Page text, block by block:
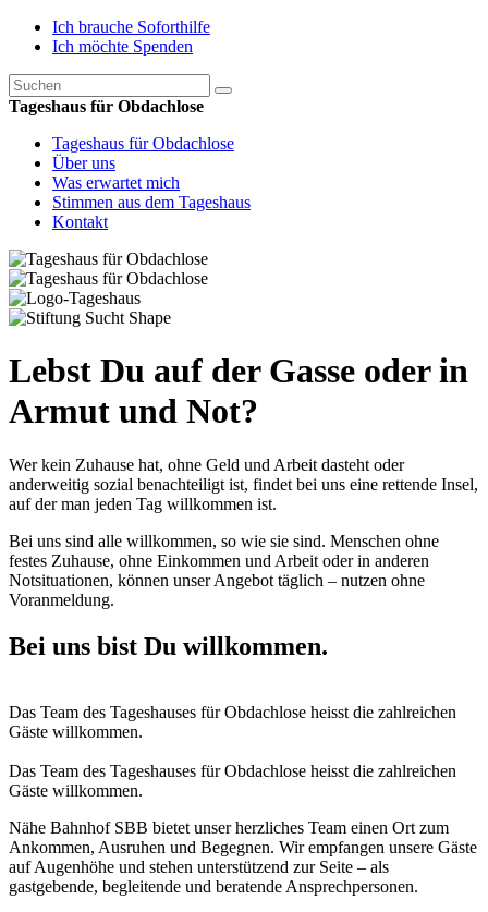
Ich brauche Soforthilfe
Ich möchte Spenden
Tageshaus für Obdachlose
Tageshaus für Obdachlose
Über uns
Was erwartet mich
Stimmen aus dem Tageshaus
Kontakt
Lebst Du auf der Gasse oder in
Armut und Not?
Wer kein Zuhause hat, ohne Geld und Arbeit dasteht oder
anderweitig sozial benachteiligt ist, findet bei uns eine rettende Insel,
auf der man jeden Tag willkommen ist.
Bei uns sind alle willkommen, so wie sie sind. Menschen ohne
festes Zuhause, ohne Einkommen und Arbeit oder in anderen
Notsituationen, können unser Angebot täglich – nutzen ohne
Voranmeldung.
Bei uns bist Du willkommen.
Das Team des Tageshauses für Obdachlose heisst die zahlreichen
Gäste willkommen.
Das Team des Tageshauses für Obdachlose heisst die zahlreichen
Gäste willkommen.
Nähe Bahnhof SBB bietet unser herzliches Team einen Ort zum
Ankommen, Ausruhen und Begegnen. Wir empfangen unsere Gäste
auf Augenhöhe und stehen unterstützend zur Seite – als
gastgebende, begleitende und beratende Ansprechpersonen.